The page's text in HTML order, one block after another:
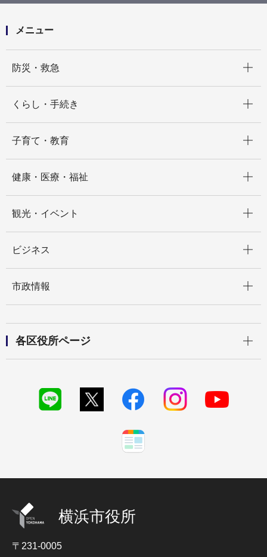
を目指す」プロジェクト！～令和４年度 認証事業所
メニュー
防災・救急
くらし・手続き
子育て・教育
健康・医療・福祉
観光・イベント
ビジネス
市政情報
各区役所ページ
横浜市役所
〒231-0005